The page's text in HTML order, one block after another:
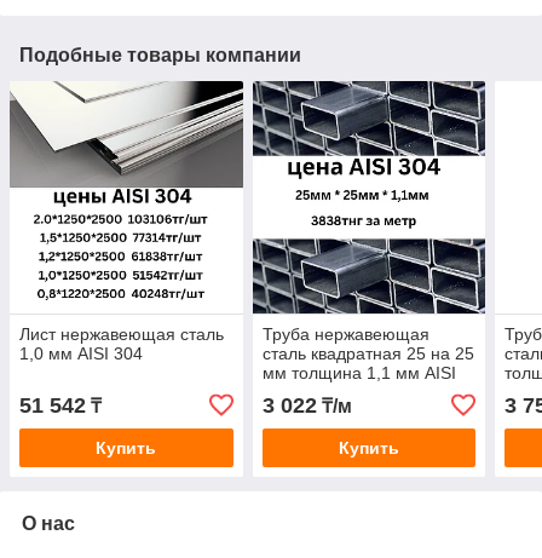
Подобные товары компании
Лист нержавеющая сталь
1,0 мм AISI 304
51 542 ₸
Купить
Труба нержавеющая
сталь квадратная 25 на 25
мм толщина 1,1 мм AISI
3 022₸/м
Купить
3
О нас